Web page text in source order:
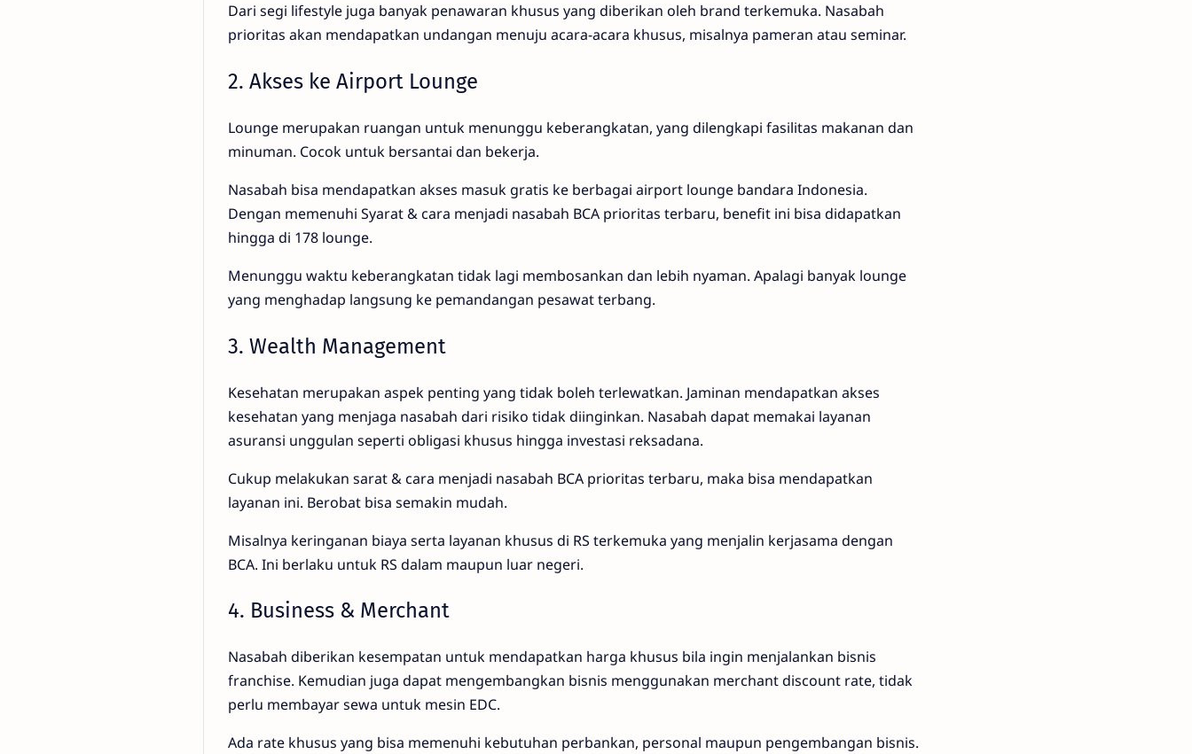
Dari segi lifestyle juga banyak penawaran khusus yang diberikan oleh brand terkemuka. Nasabah
prioritas akan mendapatkan undangan menuju acara-acara khusus, misalnya pameran atau seminar.
2. Akses ke Airport Lounge
Lounge merupakan ruangan untuk menunggu keberangkatan, yang dilengkapi fasilitas makanan dan
minuman. Cocok untuk bersantai dan bekerja.
Nasabah bisa mendapatkan akses masuk gratis ke berbagai airport lounge bandara Indonesia.
Dengan memenuhi Syarat & cara menjadi nasabah BCA prioritas terbaru, benefit ini bisa didapatkan
hingga di 178 lounge.
Menunggu waktu keberangkatan tidak lagi membosankan dan lebih nyaman. Apalagi banyak lounge
yang menghadap langsung ke pemandangan pesawat terbang.
3. Wealth Management
Kesehatan merupakan aspek penting yang tidak boleh terlewatkan. Jaminan mendapatkan akses
kesehatan yang menjaga nasabah dari risiko tidak diinginkan. Nasabah dapat memakai layanan
asuransi unggulan seperti obligasi khusus hingga investasi reksadana.
Cukup melakukan sarat & cara menjadi nasabah BCA prioritas terbaru, maka bisa mendapatkan
layanan ini. Berobat bisa semakin mudah.
Misalnya keringanan biaya serta layanan khusus di RS terkemuka yang menjalin kerjasama dengan
BCA. Ini berlaku untuk RS dalam maupun luar negeri.
4. Business & Merchant
Nasabah diberikan kesempatan untuk mendapatkan harga khusus bila ingin menjalankan bisnis
franchise. Kemudian juga dapat mengembangkan bisnis menggunakan merchant discount rate, tidak
perlu membayar sewa untuk mesin EDC.
Ada rate khusus yang bisa memenuhi kebutuhan perbankan, personal maupun pengembangan bisnis.